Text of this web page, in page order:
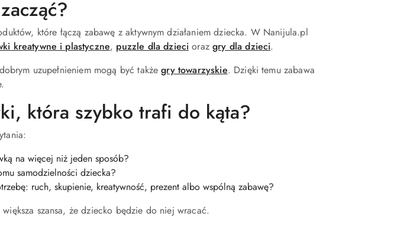
które łączą zabawę z aktywnym działaniem dziecka. W Nanijula.pl
kreatywne i plastyczne, puzzle dla dzieci orazgry dla dzieci.
uzupełnieniem mogą być takżegry towarzyskie. Dzięki temu zabawa
która szybko trafi do kąta?
na więcej niż jeden sposób?
samodzielności dziecka?
ruch, skupienie, kreatywność, prezent albo wspólną zabawę?
szansa, że dziecko będzie do niej wracać.